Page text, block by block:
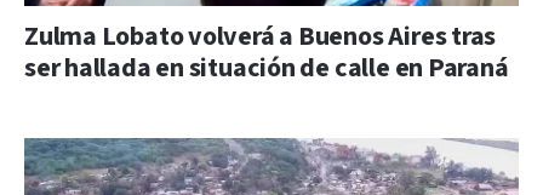
Zulma Lobato volverá a Buenos Aires tras
ser hallada en situación de calle en Paraná